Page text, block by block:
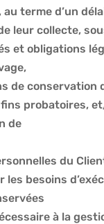
au terme d’un
leur collecte,
et obligations
de conservation
probatoires,
de
du
besoins
à la